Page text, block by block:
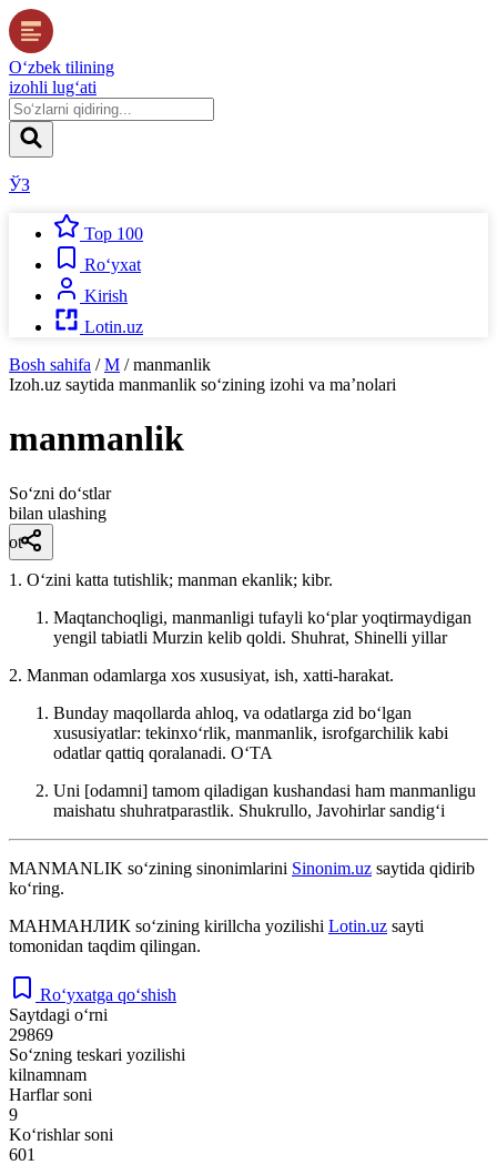
O‘zbek tilining
izohli lug‘ati
ЎЗ
Top 100
Ro‘yxat
Kirish
Lotin.uz
Bosh sahifa / M / manmanlik
Izoh.uz saytida manmanlik so‘zining izohi va ma’nolari
manmanlik
So‘zni do‘stlar
bilan ulashing
ot
1. Oʻzini katta tutishlik; manman ekanlik; kibr.
Maqtanchoqligi, manmanligi tufayli koʻplar yoqtirmaydigan
yengil tabiatli Murzin kelib qoldi. Shuhrat, Shinelli yillar
2. Manman odamlarga xos xususiyat, ish, xatti-harakat.
Bunday maqollarda ahloq, va odatlarga zid boʻlgan
xususiyatlar: tekinxoʻrlik, manmanlik, isrofgarchilik kabi
odatlar qattiq qoralanadi. OʻTA
Uni [odamni] tamom qiladigan kushandasi ham manmanligu
maishatu shuhratparastlik. Shukrullo, Javohirlar sandigʻi
MANMANLIK so‘zining sinonimlarini Sinonim.uz saytida qidirib
ko‘ring.
МАНМАНЛИК so‘zining kirillcha yozilishi Lotin.uz sayti
tomonidan taqdim qilingan.
Ro‘yxatga qo‘shish
Saytdagi o‘rni
29869
So‘zning teskari yozilishi
kilnamnam
Harflar soni
9
Ko‘rishlar soni
601